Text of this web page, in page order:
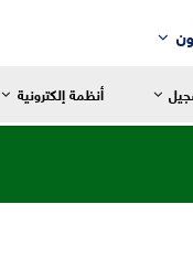
أنظمة إلكترونية